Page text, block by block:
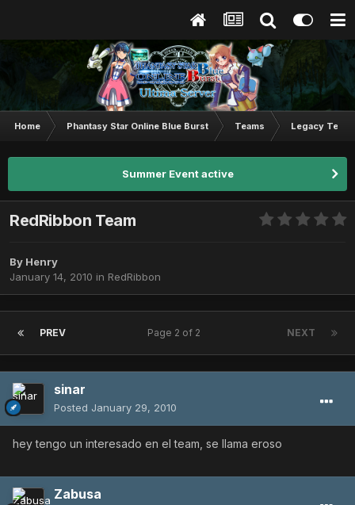
Home Phantasy Star Online Blue Burst Teams Legacy
Summer Event active
RedRibbon Team
By Henry
January 14, 2010 in RedRibbon
PREV NEXT
Page 2 of 2
sinar
Posted January 29, 2010
hey tengo un interesado en el team, se llama eroso
Zabusa